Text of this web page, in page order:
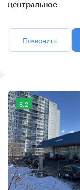
центральное
Позвонить
8.2